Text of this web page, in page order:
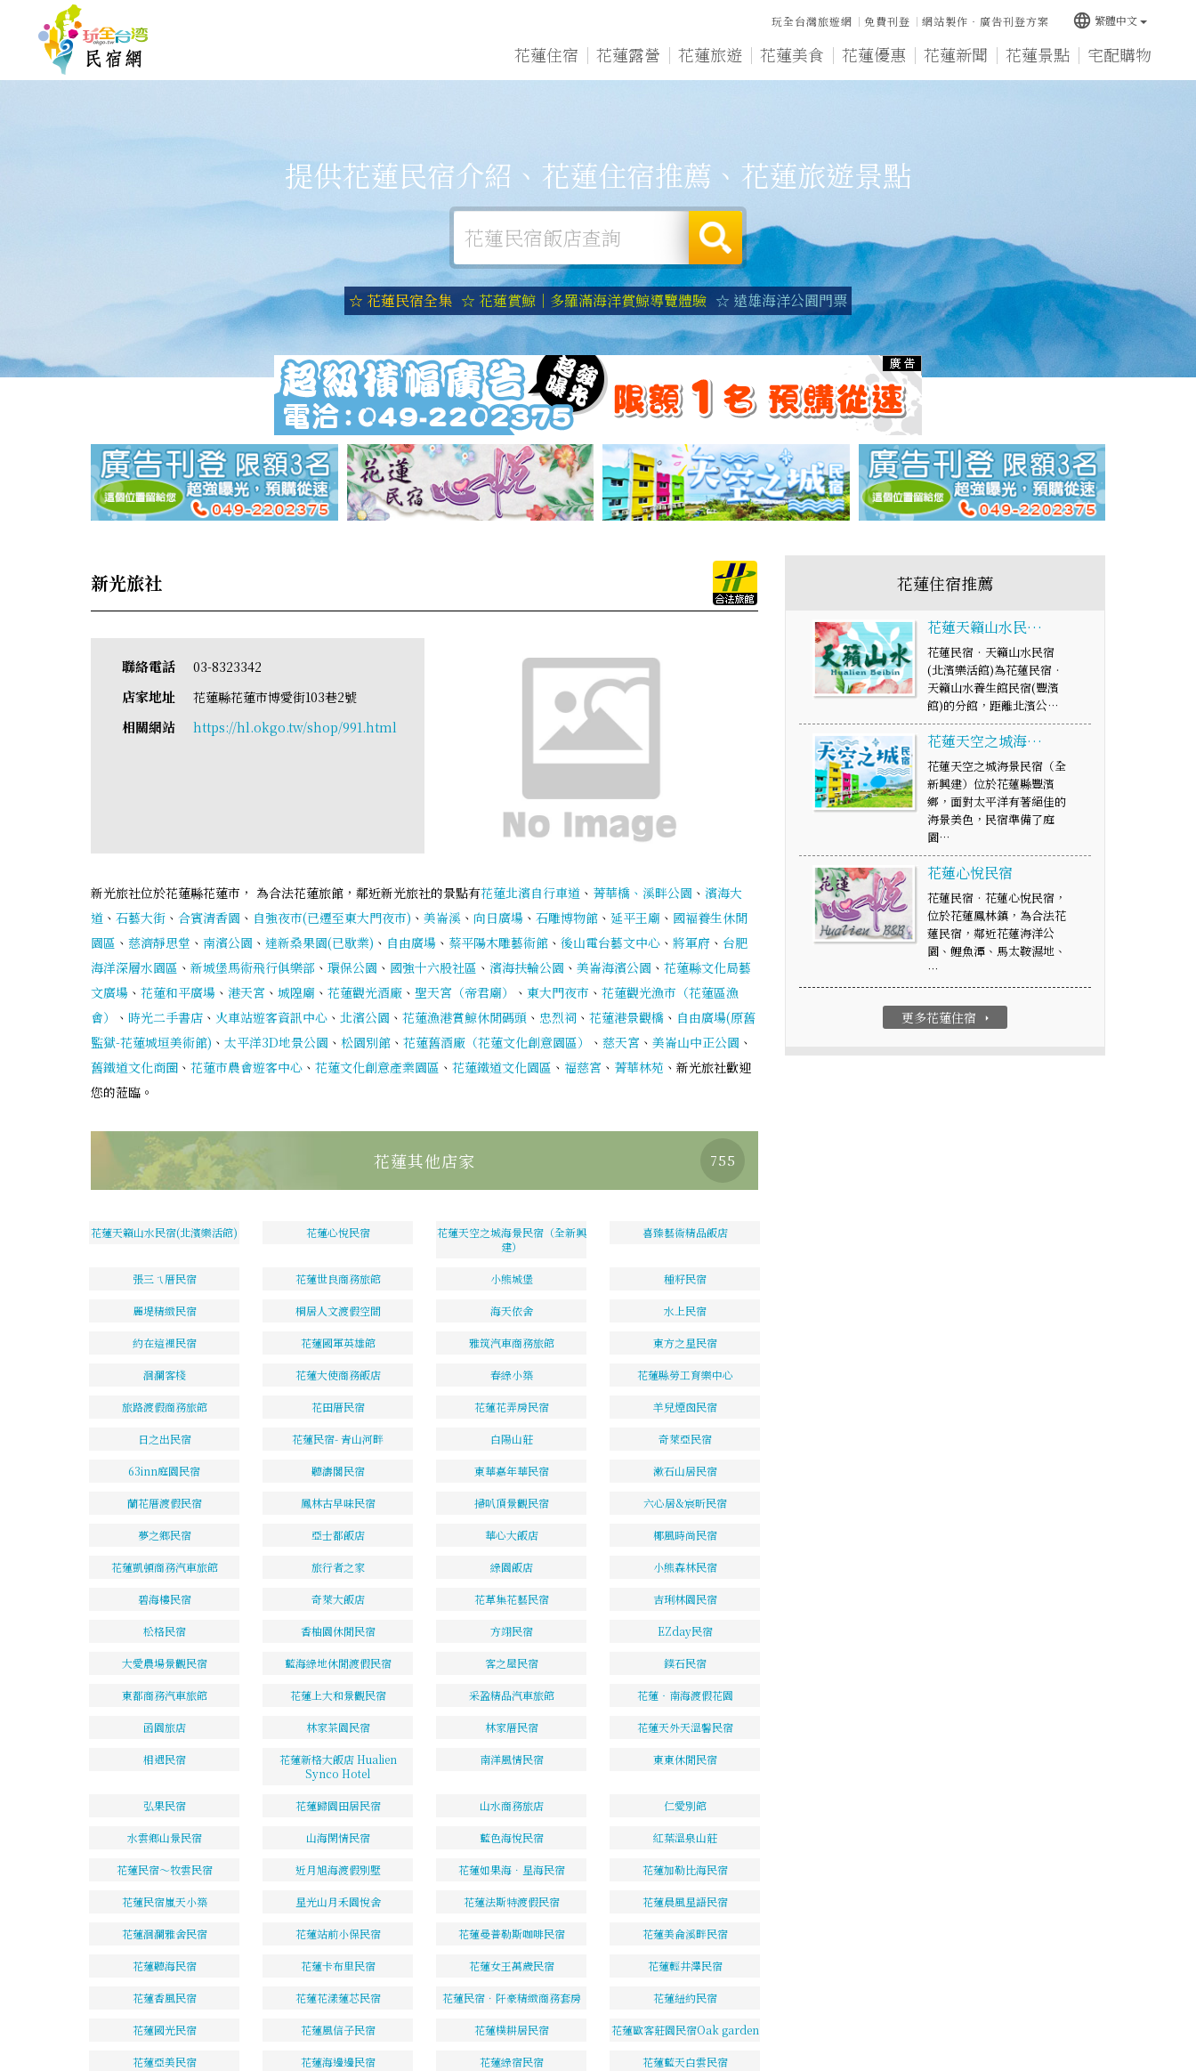
花蓮住宿 花蓮露營 花蓮旅遊 花蓮美食 花蓮優惠 花蓮新聞 花蓮景點 宅配購物
玩全台灣旅遊網 免費刊登 網站製作‧廣告刊登方案 language 繁體中文
提供花蓮民宿介紹、花蓮住宿推薦、花蓮旅遊景點
☆ 花蓮民宿全集 ☆ 花蓮賞鯨｜多羅滿海洋賞鯨導覽體驗 ☆ 遠雄海洋公園門票
新光旅社
聯絡電話 03-8323342
店家地址 花蓮縣花蓮市博愛街103巷2號
相關網站 https://hl.okgo.tw/shop/991.html
新光旅社位於花蓮縣花蓮市， 為合法花蓮旅館，鄰近新光旅社的景點有花蓮北濱自行車道 、 菁華橋、溪畔公園 、 濱海大
道 、 石藝大街 、 合賓清香園 、 自強夜市(已遷至東大門夜市) 、 美崙溪 、 向日廣場 、 石雕博物館 、 延平王廟 、 國褔養生休閒
園區 、 慈濟靜思堂 、 南濱公園 、 達新桑果園(已歇業) 、 自由廣場 、 蔡平陽木雕藝術館 、 後山電台藝文中心 、 將軍府 、 台肥
海洋深層水園區 、 新城堡馬術飛行俱樂部 、 環保公園 、 國強十六股社區 、 濱海扶輪公園 、 美崙海濱公園 、 花蓮縣文化局藝
文廣場 、 花蓮和平廣場 、 港天宮 、 城隍廟 、 花蓮觀光酒廠 、 聖天宮（帝君廟） 、 東大門夜市 、 花蓮觀光漁市（花蓮區漁
會）
、 時光二手書店 、 火車站遊客資訊中心 、 北濱公園 、 花蓮漁港賞鯨休閒碼頭 、 忠烈祠 、 花蓮港景觀橋 、 自由廣場(原舊
監獄-花蓮城垣美術館) 、 太平洋3D地景公園 、 松園別館 、 花蓮舊酒廠（花蓮文化創意園區） 、 慈天宮 、 美崙山中正公園 、
舊鐵道文化商圈 、 花蓮市農會遊客中心 、 花蓮文化創意產業園區 、 花蓮鐵道文化園區 、 福慈宮 、 菁華林苑 、新光旅社歡迎
您的蒞臨。
花蓮其他店家 755
花蓮天籟山水民宿(北濱樂活館) 花蓮心悅民宿
花蓮天空之城海景民宿（全新興
建）
喜臻藝術精品飯店
張三ㄟ厝民宿 花蓮世良商務旅館 小熊城堡 種籽民宿
麗堤精緻民宿 桐居人文渡假空間 海天依舍 水上民宿
約在這裡民宿 花蓮國軍英雄館 雅筑汽車商務旅館 東方之星民宿
洄瀾客棧 花蓮大使商務飯店 春綠小築 花蓮縣勞工育樂中心
旅路渡假商務旅館 花田厝民宿 花蓮花弄房民宿 羊兒煙囪民宿
日之出民宿 花蓮民宿- 青山河畔 白陽山莊 奇萊亞民宿
63inn庭園民宿 聽濤閣民宿 東華嘉年華民宿 漱石山居民宿
蘭花厝渡假民宿 鳳林古早味民宿 掃叭頂景觀民宿 六心居&宸昕民宿
夢之鄉民宿 亞士都飯店 華心大飯店 椰風時尚民宿
花蓮凱頓商務汽車旅館 旅行者之家 綠園飯店 小熊森林民宿
碧海樓民宿 奇萊大飯店 花草集花藝民宿 吉琍林園民宿
松格民宿 香柚園休閒民宿 方翊民宿 EZday民宿
大愛農場景觀民宿 藍海綠地休閒渡假民宿 客之屋民宿 鏷石民宿
東都商務汽車旅館 花蓮上大和景觀民宿 采盈精品汽車旅館 花蓮‧南海渡假花園
函園旅店 林家茶園民宿 林家厝民宿 花蓮天外天溫馨民宿
相遇民宿
花蓮新格大飯店 Hualien
Synco Hotel
南洋風情民宿 東東休閒民宿
弘果民宿 花蓮歸園田居民宿 山水商務旅店 仁愛別館
水雲鄉山景民宿 山海閑情民宿 藍色海悅民宿 紅葉溫泉山莊
花蓮民宿～牧雲民宿 近月旭海渡假別墅 花蓮如果海．星海民宿 花蓮加勒比海民宿
花蓮民宿嵐天小築 星光山月禾園悅舍 花蓮法斯特渡假民宿 花蓮晨風星語民宿
花蓮洄瀾雅舍民宿 花蓮站前小保民宿 花蓮曼普勒斯咖啡民宿 花蓮美侖溪畔民宿
花蓮聽海民宿 花蓮卡布里民宿 花蓮女王萬歲民宿 花蓮輕井澤民宿
花蓮香風民宿 花蓮花漾蓮芯民宿 花蓮民宿．阡豪精緻商務套房 花蓮紐約民宿
花蓮國光民宿 花蓮風信子民宿 花蓮樸耕居民宿 花蓮歐客莊園民宿Oak garden
花蓮亞美民宿 花蓮海邊邊民宿 花蓮綠宿民宿 花蓮藍天白雲民宿
花蓮住宿推薦
花蓮天籟山水民…
花蓮民宿‧天籟山水民宿
(北濱樂活館)為花蓮民宿‧
天籟山水養生館民宿(豐濱
館)的分館，距離北濱公…
花蓮天空之城海…
花蓮天空之城海景民宿（全
新興建）位於花蓮縣豐濱
鄉，面對太平洋有著絕佳的
海景美色，民宿準備了庭
園…
花蓮心悅民宿
花蓮民宿‧花蓮心悅民宿，
位於花蓮鳳林鎮，為合法花
蓮民宿，鄰近花蓮海洋公
園、鯉魚潭、馬太鞍濕地、
…
更多花蓮住宿 arrow_right